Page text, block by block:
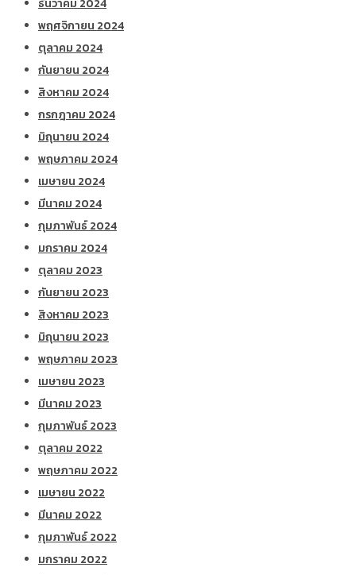
พฤศจิกายน 2024
ตุลาคม 2024
กันยายน 2024
สิงหาคม 2024
กรกฎาคม 2024
มิถุนายน 2024
พฤษภาคม 2024
เมษายน 2024
มีนาคม 2024
กุมภาพันธ์ 2024
มกราคม 2024
ตุลาคม 2023
กันยายน 2023
สิงหาคม 2023
มิถุนายน 2023
พฤษภาคม 2023
เมษายน 2023
มีนาคม 2023
กุมภาพันธ์ 2023
ตุลาคม 2022
พฤษภาคม 2022
เมษายน 2022
มีนาคม 2022
กุมภาพันธ์ 2022
มกราคม 2022